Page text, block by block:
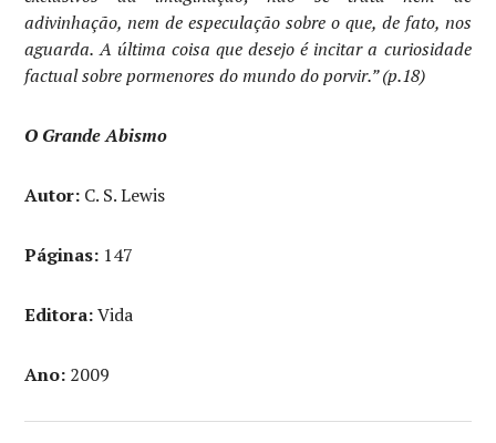
adivinhação, nem de especulação sobre o que, de fato, nos
aguarda. A última coisa que desejo é incitar a curiosidade
factual sobre pormenores do mundo do porvir.” (p.18)
O Grande Abismo
Autor: C. S. Lewis
Páginas: 147
Editora:Vida
Ano: 2009